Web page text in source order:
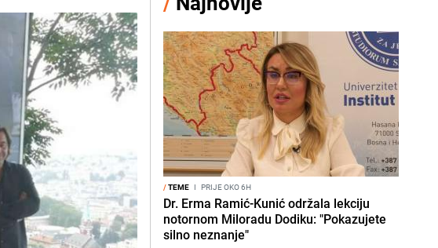
/TEME I PRIJE OKO 6H
Dr. Erma Ramić-Kunić održala lekciju
notornom Miloradu Dodiku: "Pokazujete
silno neznanje"